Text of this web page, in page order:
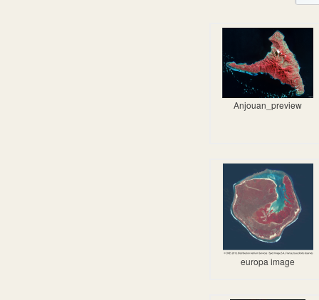
Anjouan_preview
europa image